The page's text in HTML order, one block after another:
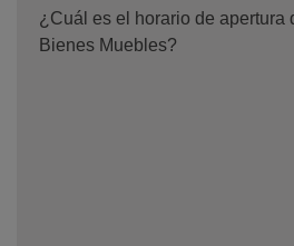
¿Cuál es el horario de apertura
Bienes Muebles?